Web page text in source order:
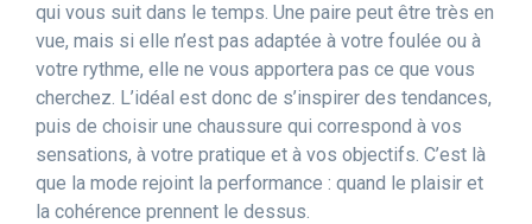
qui vous suit dans le temps. Une paire peut être très en
vue, mais si elle n’est pas adaptée à votre foulée ou à
votre rythme, elle ne vous apportera pas ce que vous
cherchez. L’idéal est donc de s’inspirer des tendances,
puis de choisir une chaussure qui correspond à vos
sensations, à votre pratique et à vos objectifs. C’est là
que la mode rejoint la performance : quand le plaisir et
la cohérence prennent le dessus.